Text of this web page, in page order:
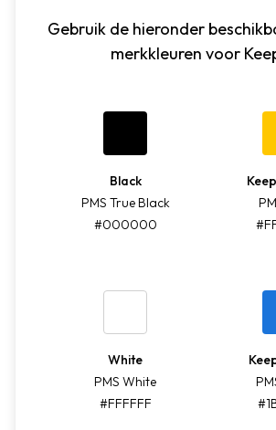
Gebruik de hieronder
merkkleuren voor
Black
PMS True Black
#000000
White
PMS White
#FFFFFF